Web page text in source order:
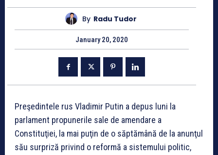
By Radu Tudor
January 20, 2020
Preşedintele rus Vladimir Putin a depus luni la
parlament propunerile sale de amendare a
Constituţiei, la mai puţin de o săptămână de la anunţul
său surpriză privind o reformă a sistemului politic,